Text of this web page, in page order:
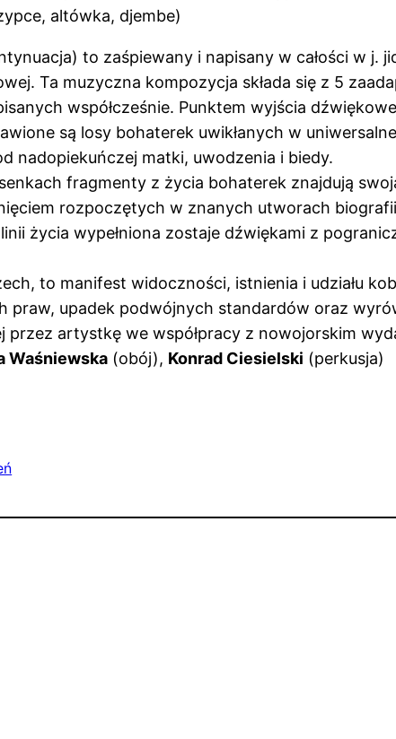
altówka, djembe)
to zaśpiewany i napisany w całości w
Ta muzyczna kompozycja składa się z 5
współcześnie. Punktem wyjścia
są losy bohaterek uwikłanych w
nadopiekuńczej matki, uwodzenia i biedy.
fragmenty z życia bohaterek znajdują
rozpoczętych w znanych utworach
życia wypełniona zostaje dźwiękami z
to manifest widoczności, istnienia i udziału
praw, upadek podwójnych standardów oraz
przez artystkę we współpracy z nowojorskim
Waśniewska (obój), Konrad Ciesielski (perkusja)